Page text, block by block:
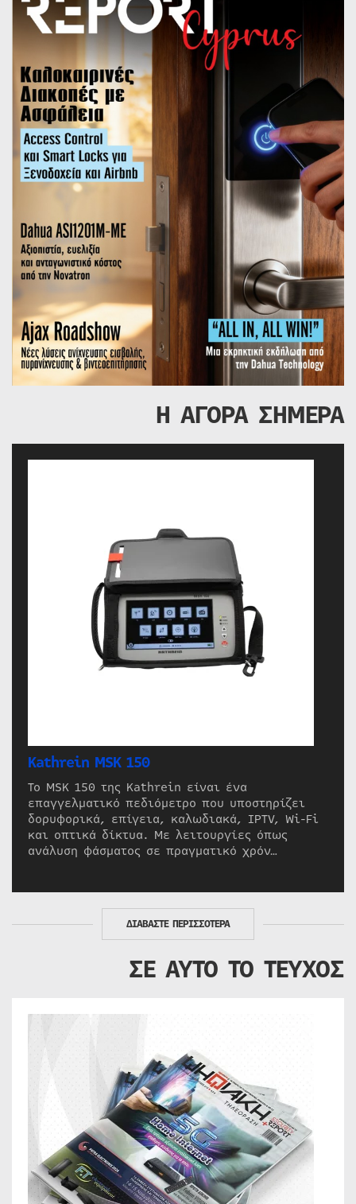
Η ΑΓΟΡΑ ΣΗΜΕΡΑ
Kathrein MSK 150
Το MSK 150 της Kathrein είναι ένα
επαγγελματικό πεδιόμετρο που υποστηρίζει
δορυφορικά, επίγεια, καλωδιακά, IPTV, Wi-Fi
και οπτικά δίκτυα. Με λειτουργίες όπως
ανάλυση φάσματος σε πραγματικό χρόν…
ΔΙΑΒΑΣΤΕ ΠΕΡΙΣΣΟΤΕΡΑ
ΣΕ ΑΥΤΟ ΤΟ ΤΕΥΧΟΣ